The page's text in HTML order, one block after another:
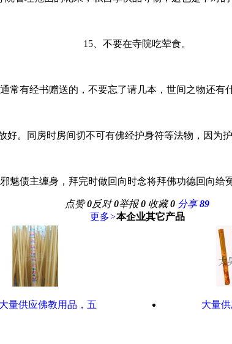
15、不要在寺院吃荤食。
常有经书赠送的，不要忘了请几本，世间之物还有
。同房时房间切不可有佛经护身符等法物，因为
魅债主缠身，拜完时做回向时念将拜佛功德回向给
点赞0反对0举报0 收藏0 分享89
更多>本企业其它产品
量供应佛教用品，五 大量